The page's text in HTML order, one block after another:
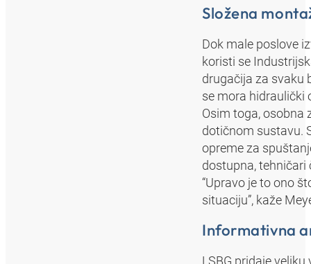
Složena
Dok male poslove
koristi se
drugačija za svaku
se mora hidraulički
Osim toga, osobna
dotičnom sustavu.
opreme za
dostupna, tehničari
“Upravo je to ono
situaciju”, kaže
Informativna
LSBG pridaje